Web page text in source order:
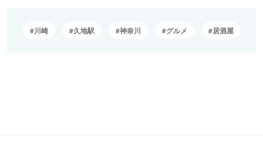
川崎 久地駅 神奈川 グルメ 居酒屋